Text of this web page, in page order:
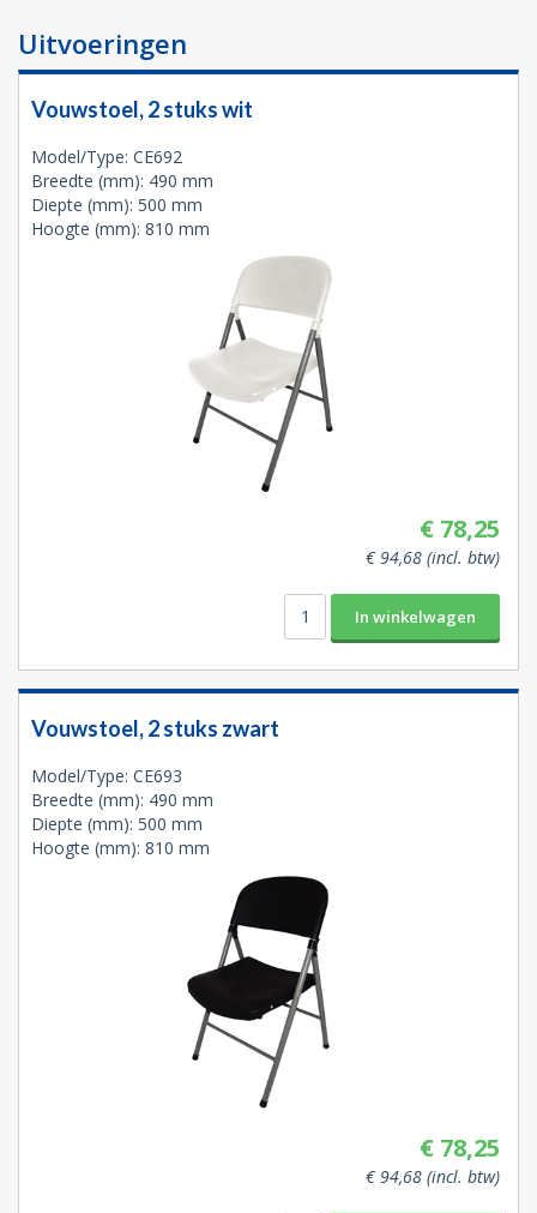
Uitvoeringen
Vouwstoel, 2 stuks wit
Model/Type: CE692
Breedte (mm): 490 mm
Diepte (mm): 500 mm
Hoogte (mm): 810 mm
€ 78,25
€ 94,68 (incl. btw)
Vouwstoel, 2 stuks zwart
Model/Type: CE693
Breedte (mm): 490 mm
Diepte (mm): 500 mm
Hoogte (mm): 810 mm
€ 78,25
€ 94,68 (incl. btw)